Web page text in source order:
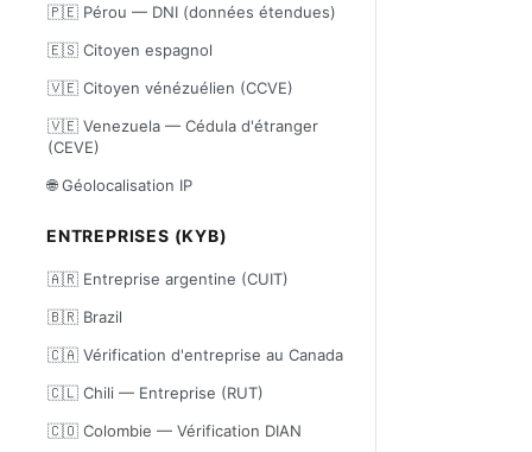
🇵🇪 Pérou — DNI (données étendues)
🇪🇸 Citoyen espagnol
🇻🇪 Citoyen vénézuélien (CCVE)
🇻🇪 Venezuela — Cédula d'étranger
(CEVE)
🌐 Géolocalisation IP
ENTREPRISES (KYB)
🇦🇷 Entreprise argentine (CUIT)
🇧🇷 Brazil
🇨🇦 Vérification d'entreprise au Canada
🇨🇱 Chili — Entreprise (RUT)
🇨🇴 Colombie — Vérification DIAN